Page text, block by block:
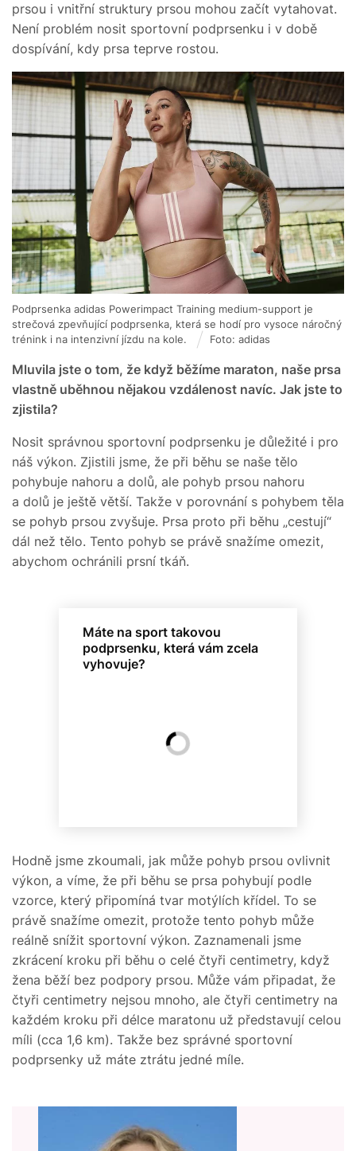
prsou i vnitřní struktury prsou mohou začít vytahovat.
Není problém nosit sportovní podprsenku i v době
dospívání, kdy prsa teprve rostou.
Podprsenka adidas Powerimpact Training medium-support je
strečová zpevňující podprsenka, která se hodí pro vysoce náročný
trénink i na intenzivní jízdu na kole.
Foto: adidas
Mluvila jste o tom, že když běžíme maraton, naše prsa
vlastně uběhnou nějakou vzdálenost navíc. Jak jste to
zjistila?
Nosit správnou sportovní podprsenku je důležité i pro
náš výkon. Zjistili jsme, že při běhu se naše tělo
pohybuje nahoru a dolů, ale pohyb prsou nahoru
a dolů je ještě větší. Takže v porovnání s pohybem těla
se pohyb prsou zvyšuje. Prsa proto při běhu „cestují“
dál než tělo. Tento pohyb se právě snažíme omezit,
abychom ochránili prsní tkáň.
Máte na sport takovou
podprsenku, která vám zcela
vyhovuje?
Hodně jsme zkoumali, jak může pohyb prsou ovlivnit
výkon, a víme, že při běhu se prsa pohybují podle
vzorce, který připomíná tvar motýlích křídel. To se
právě snažíme omezit, protože tento pohyb může
reálně snížit sportovní výkon. Zaznamenali jsme
zkrácení kroku při běhu o celé čtyři centimetry, když
žena běží bez podpory prsou. Může vám připadat, že
čtyři centimetry nejsou mnoho, ale čtyři centimetry na
každém kroku při délce maratonu už představují celou
míli (cca 1,6 km). Takže bez správné sportovní
podprsenky už máte ztrátu jedné míle.